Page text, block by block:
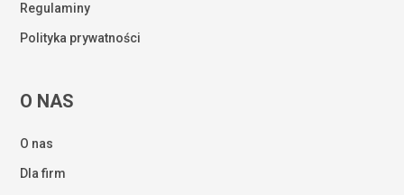
Regulaminy
Polityka prywatności
O NAS
O nas
Dla firm